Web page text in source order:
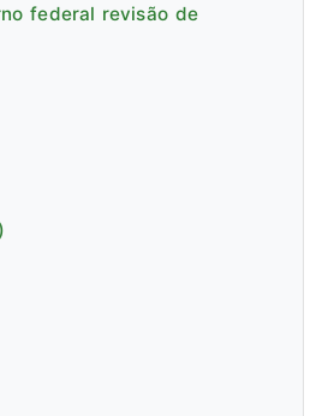
federal revisão de